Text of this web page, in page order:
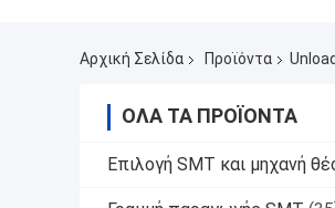
Αρχική Σελίδα Προϊόντα
ΌΛΑ ΤΑ ΠΡΟΪΌΝΤΑ
Επιλογή SMT και μηχανή